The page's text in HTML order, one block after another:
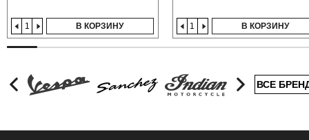
В КОРЗИНУ В КОРЗИНУ
ВСЕ